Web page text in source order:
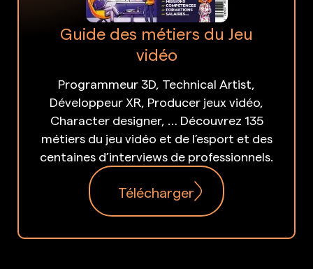
Guide des métiers du Jeu
vidéo
Programmeur 3D, Technical Artist,
Développeur XR, Producer jeux vidéo,
Character designer, … Découvrez 135
métiers du jeu vidéo et de l’esport et des
centaines d’interviews de professionnels.
Télécharger